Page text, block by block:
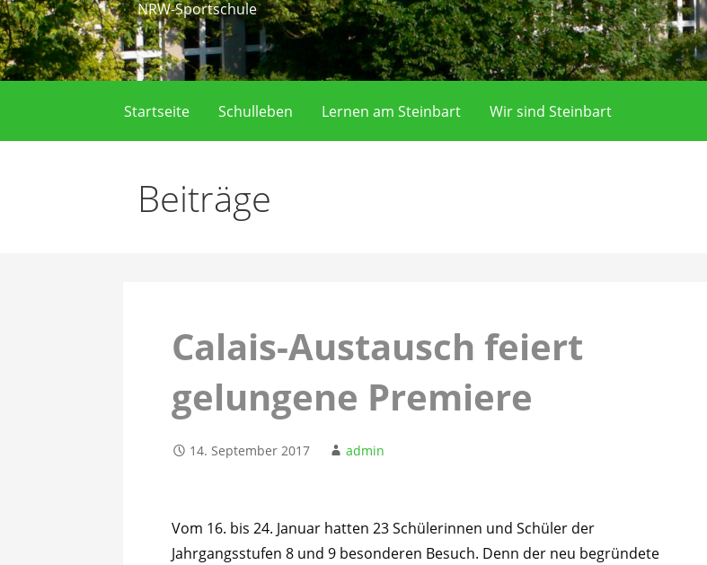
NRW-Sportschule
Startseite Schulleben Lernen am Steinbart Wir sind Steinbart
Beiträge
Calais-Austausch feiert
gelungene Premiere
14. September 2017 admin
Vom 16. bis 24. Januar hatten 23 Schülerinnen und Schüler der
Jahrgangsstufen 8 und 9 besonderen Besuch. Denn der neu begründete